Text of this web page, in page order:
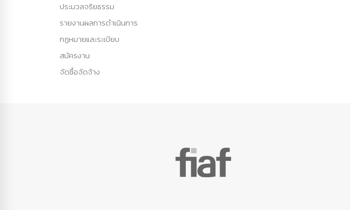
ประมวลจริยธรรม
รายงานผลการดำเนินการ
กฏหมายและระเบียบ
สมัครงาน
จัดซื้อจัดจ้าง